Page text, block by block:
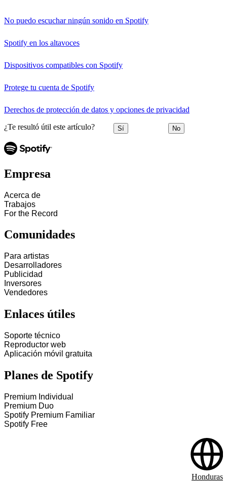
No puedo escuchar ningún sonido en Spotify
Spotify en los altavoces
Dispositivos compatibles con Spotify
Protege tu cuenta de Spotify
Derechos de protección de datos y opciones de privacidad
¿Te resultó útil este artículo? Sí No
Empresa
Acerca de
Trabajos
For the Record
Comunidades
Para artistas
Desarrolladores
Publicidad
Inversores
Vendedores
Enlaces útiles
Soporte técnico
Reproductor web
Aplicación móvil gratuita
Planes de Spotify
Premium Individual
Premium Duo
Spotify Premium Familiar
Spotify Free
Honduras